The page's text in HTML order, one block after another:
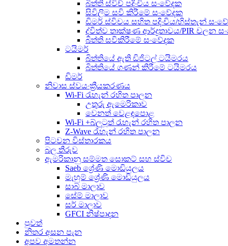
බිත්ති ස්විච් පදිංචිය සංවේදක
සිවිලිම සවි කිරීමේ සංවේදක
ඩිමර් ස්විචය සහිත පදිංචිය/හිස්තැන්
ද්විත්ව තාක්ෂණ ආර්ද්‍රතාවය/PIR චලන
බිත්ති සවිකිරීමේ සංවේදක
ටයිමර්
බිත්තියේ ඇති ඩිජිටල් ටයිමරය
බිත්තියේ ගණන් කිරීමේ ටයිමරය
ඩිමර්
නිවාස ස්වයංක්‍රීයකරණය
Wi-Fi රැහැන් රහිත පාලන
උතුරු ඇමෙරිකාව
වෙනත් වෙළඳපොළ
Wi-Fi +බ්ලූටූත් රැහැන් රහිත පාලන
Z-Wave රැහැන් රහිත පාලන
පිටවන විස්තාරකය
බල තීරුව
ඇමරිකානු සම්මත සොකට් සහ ස්විච
Saeb ශ්‍රේණි මොඩියුලය
මැහුම් ශ්‍රේණි මොඩියුලය
සාබ් මාලාව
සේම් මාලාව
සර් මාලාව
GFCI නිෂ්පාදන
පුවත්
නිතර අසන පැන
අපව අමතන්න